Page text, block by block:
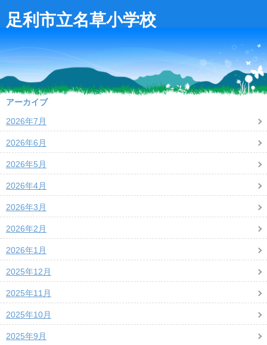
足利市立名草小学校
アーカイブ
2026年7月
2026年6月
2026年5月
2026年4月
2026年3月
2026年2月
2026年1月
2025年12月
2025年11月
2025年10月
2025年9月